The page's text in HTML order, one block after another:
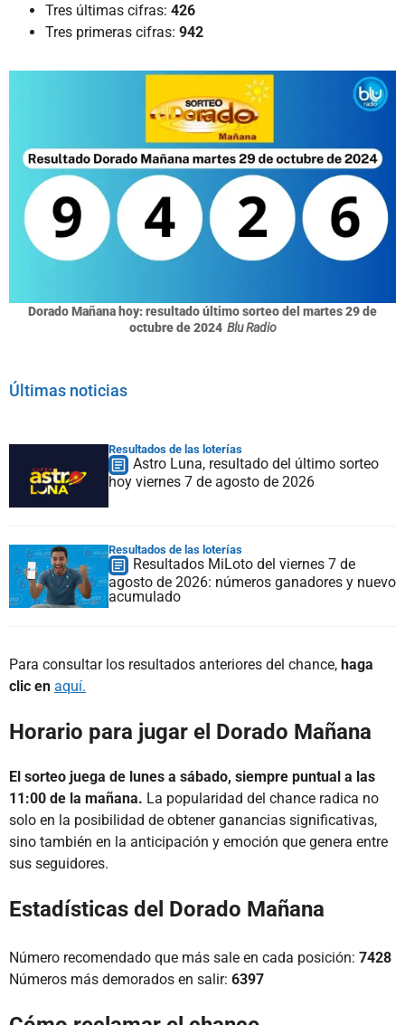
Tres últimas cifras: 426
Tres primeras cifras: 942
Dorado Mañana hoy: resultado último sorteo del martes 29 de
octubre de 2024 Blu Radio
Últimas noticias
Resultados de las loterías
Astro Luna, resultado del último sorteo
hoy viernes 7 de agosto de 2026
Resultados de las loterías
Resultados MiLoto del viernes 7 de
agosto de 2026: números ganadores y nuevo
acumulado
Para consultar los resultados anteriores del chance, haga
clic en aquí.
Horario para jugar el Dorado Mañana
El sorteo juega de lunes a sábado, siempre puntual a las
11:00 de la mañana. La popularidad del chance radica no
solo en la posibilidad de obtener ganancias significativas,
sino también en la anticipación y emoción que genera entre
sus seguidores.
Estadísticas del Dorado Mañana
Número recomendado que más sale en cada posición: 7428
Números más demorados en salir: 6397